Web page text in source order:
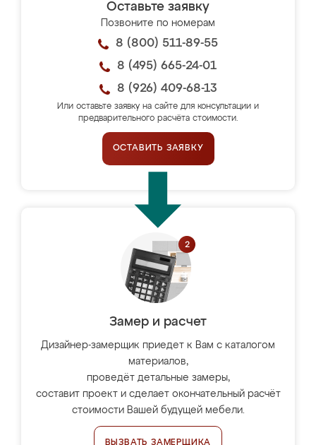
Оставьте заявку
Позвоните по номерам
8 (800) 511-89-55
8 (495) 665-24-01
8 (926) 409-68-13
Или оставьте заявку на сайте для консультации и
предварительного расчёта стоимости.
ОСТАВИТЬ ЗАЯВКУ
Замер и расчет
Дизайнер-замерщик приедет к Вам с каталогом
материалов,
проведёт детальные замеры,
составит проект и сделает окончательный расчёт
стоимости Вашей будущей мебели.
ВЫЗВАТЬ ЗАМЕРЩИКА